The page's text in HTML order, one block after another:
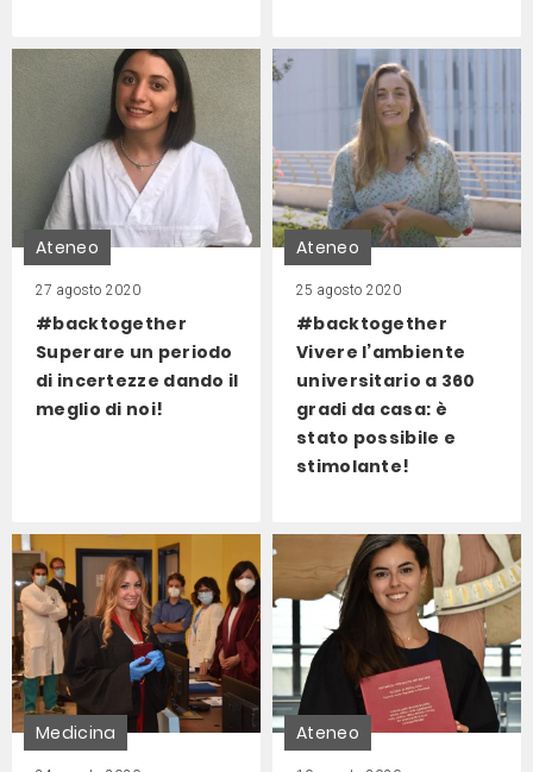
Ateneo
27 agosto 2020
#backtogether
Superare un periodo
di incertezze dando il
meglio di noi!
Ateneo
25 agosto 2020
#backtogether
Vivere l’ambiente
universitario a 360
gradi da casa: è
stato possibile e
stimolante!
Medicina Ateneo